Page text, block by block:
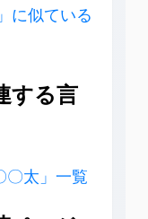
に似ている
する言
〇太」一覧